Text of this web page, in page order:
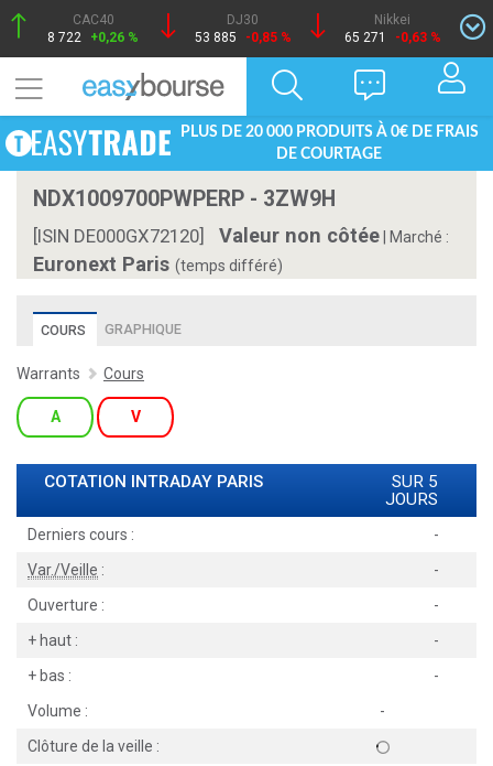
CAC40
8 722
+0,26 %
DJ30
53 885
-0,85 %
Nikkei
65 271
-0,63 %
PLUS DE 20 000 PRODUITS À 0€ DE FRAIS
DE COURTAGE
NDX1009700PWPERP - 3ZW9H
[ISIN DE000GX72120] Valeur non côtée Marché :
Euronext Paris (temps différé)
COURS GRAPHIQUE
Warrants Cours
A V
COTATION INTRADAY PARIS
SUR 5
JOURS
Derniers cours :
-
Var./Veille :
-
Ouverture :
-
+ haut :
-
+ bas :
-
Volume :
-
Clôture de la veille :